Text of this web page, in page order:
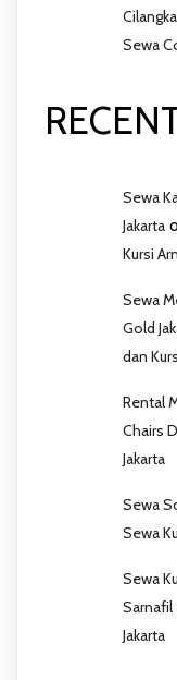
Sewa
Sewa
Jakarta
Kursi
Sewa
Gold
dan
Rental
Chairs
Jakarta
Sewa
Sewa
Sewa
Sarnafil
Jakarta